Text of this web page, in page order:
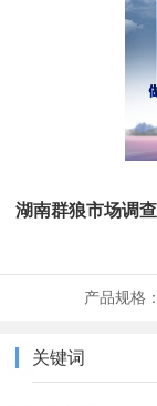
湖南群狼市场调
产品规格：
关键词